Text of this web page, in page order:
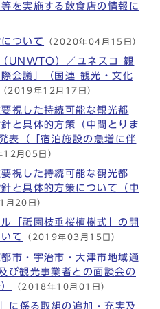
を実施する飲食店の情報に
ついて （2020年04月15日）
UNWTO）／ユネスコ 観
会議」（国連 観光・文化
（2019年12月17日）
視した持続可能な観光都
と具体的方策（中間とりま
表（「宿泊施設の急増に伴
12月05日）
視した持続可能な観光都
と具体的方策について（中
月20日）
「祗園枝垂桜植樹式」の開
て
（2019年03月15日）
市・宇治市・大津市地域通
び観光事業者との面談会の
（2018年10月01日）
に係る取組の追加・充実及